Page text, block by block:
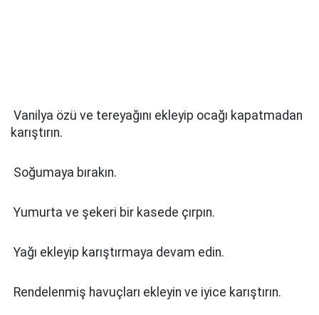
Vanilya özü ve tereyağını ekleyip ocağı kapatmadan
karıştırın.
Soğumaya bırakın.
Yumurta ve şekeri bir kasede çırpın.
Yağı ekleyip karıştırmaya devam edin.
Rendelenmiş havuçları ekleyin ve iyice karıştırın.